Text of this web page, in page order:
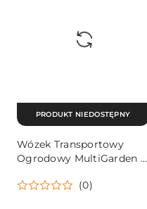
Wózek Transportowy
Ogrodowy MultiGarden –
Koła Pompowane
(0)
PRODUKT NIEDOSTĘPNY